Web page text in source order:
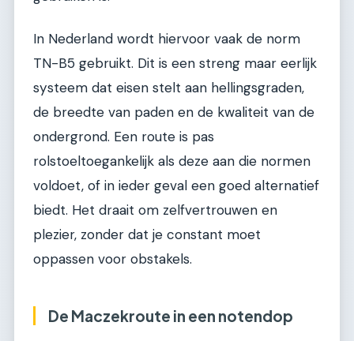
In Nederland wordt hiervoor vaak de norm
TN-B5 gebruikt. Dit is een streng maar eerlijk
systeem dat eisen stelt aan hellingsgraden,
de breedte van paden en de kwaliteit van de
ondergrond. Een route is pas
rolstoeltoegankelijk als deze aan die normen
voldoet, of in ieder geval een goed alternatief
biedt. Het draait om zelfvertrouwen en
plezier, zonder dat je constant moet
oppassen voor obstakels.
De Maczekroute in een notendop